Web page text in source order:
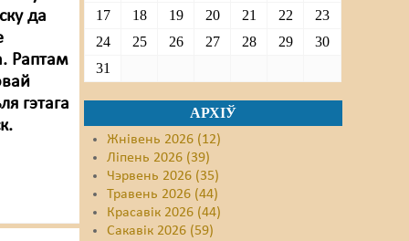
да
Раптам
гэтага
17 18 19 20 21 22
23
24
25 26 27 28 29
30
31
АРХІЎ
Жнівень 2026 (12)
Ліпень 2026 (39)
Чэрвень 2026 (35)
Травень 2026 (44)
Красавік 2026 (44)
Сакавік 2026 (59)